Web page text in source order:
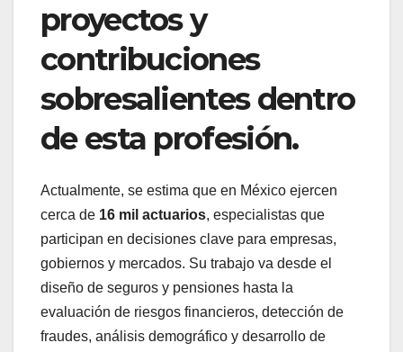
proyectos y
contribuciones
sobresalientes dentro
de esta profesión.
Actualmente, se estima que en México ejercen
cerca de 16 mil actuarios, especialistas que
participan en decisiones clave para empresas,
gobiernos y mercados. Su trabajo va desde el
diseño de seguros y pensiones hasta la
evaluación de riesgos financieros, detección de
fraudes, análisis demográfico y desarrollo de